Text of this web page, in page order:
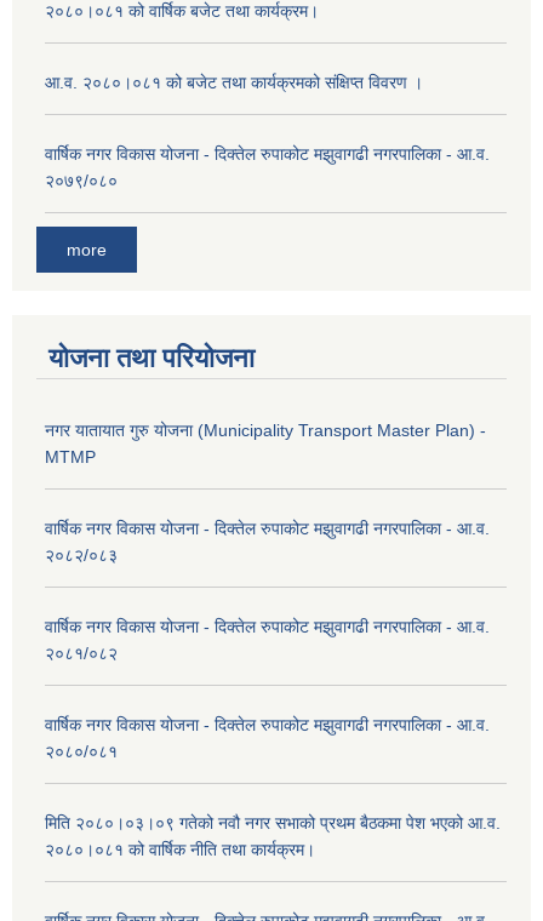
२०८०।०८१ को वार्षिक बजेट तथा कार्यक्रम।
आ.व. २०८०।०८१ को बजेट तथा कार्यक्रमको संक्षिप्त विवरण ।
वार्षिक नगर विकास योजना - दिक्तेल रुपाकोट मझुवागढी नगरपालिका - आ.व.
२०७९/०८०
more
योजना तथा परियोजना
नगर यातायात गुरु योजना (Municipality Transport Master Plan) -
MTMP
वार्षिक नगर विकास योजना - दिक्तेल रुपाकोट मझुवागढी नगरपालिका - आ.व.
२०८२/०८३
वार्षिक नगर विकास योजना - दिक्तेल रुपाकोट मझुवागढी नगरपालिका - आ.व.
२०८१/०८२
वार्षिक नगर विकास योजना - दिक्तेल रुपाकोट मझुवागढी नगरपालिका - आ.व.
२०८०/०८१
मिति २०८०।०३।०९ गतेको नवौ नगर सभाको प्रथम बैठकमा पेश भएको आ.व.
२०८०।०८१ को वार्षिक नीति तथा कार्यक्रम।